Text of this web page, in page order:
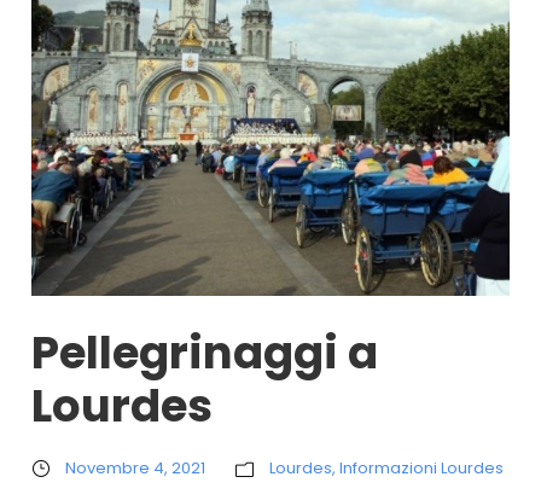
Pellegrinaggi a
Lourdes
Novembre 4, 2021 Lourdes, Informazioni Lourdes